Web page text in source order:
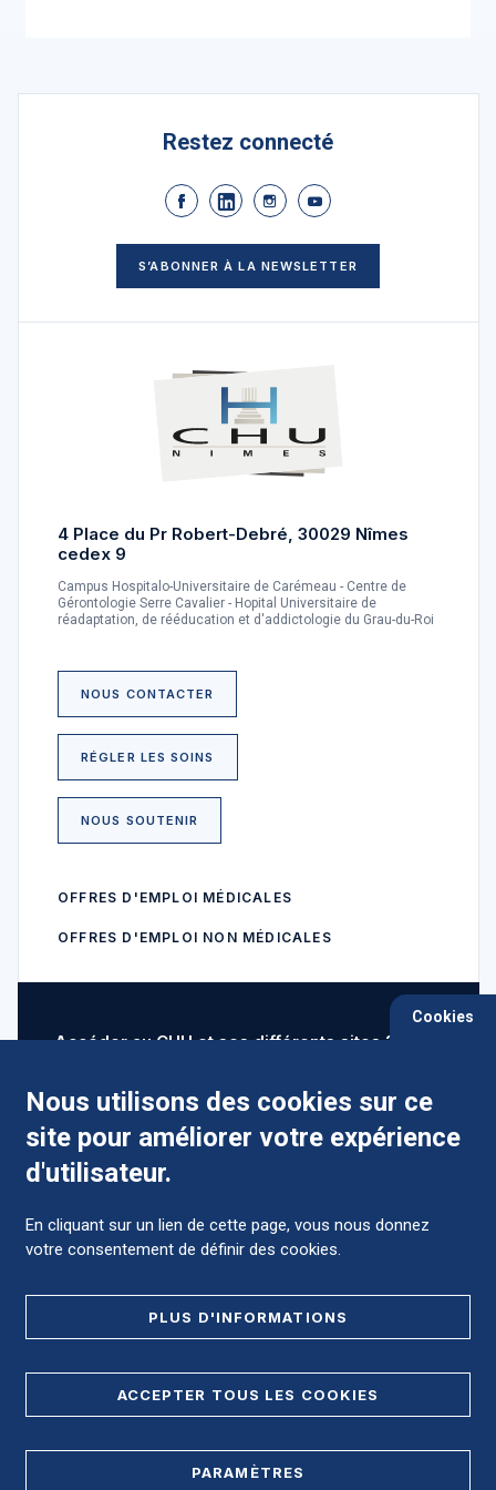
Restez connecté
S’ABONNER À LA NEWSLETTER
4 Place du Pr Robert-Debré, 30029 Nîmes
cedex 9
Campus Hospitalo-Universitaire de Carémeau - Centre de
Gérontologie Serre Cavalier - Hopital Universitaire de
réadaptation, de rééducation et d'addictologie du Grau-du-Roi
NOUS CONTACTER
RÉGLER LES SOINS
NOUS SOUTENIR
OFFRES D'EMPLOI MÉDICALES
OFFRES D'EMPLOI NON MÉDICALES
Accéder au CHU et ses différents sites ?
Comment préparer mon hospitalisation ?
PLAN DE SITE
Cookies
Nous utilisons des cookies sur ce
site pour améliorer votre expérience
d'utilisateur.
En cliquant sur un lien de cette page, vous nous donnez
votre consentement de définir des cookies.
PLUS D'INFORMATIONS
ACCEPTER TOUS LES COOKIES
PARAMÈTRES